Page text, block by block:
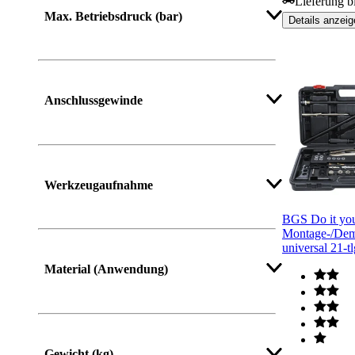
Max. Betriebsdruck (bar)
Anschlussgewinde
Werkzeugaufnahme
Material (Anwendung)
Details
BGS Do it
Montage-/
universal 21-